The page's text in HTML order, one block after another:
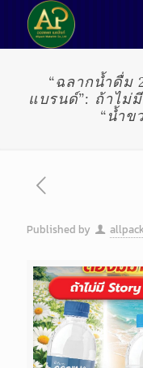
“ฉลากน้ำดื่ม
แบรนด์”: ถ้าไ
“น้ำข
Published by